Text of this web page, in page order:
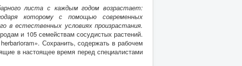
листа с каждым годом возрастает:
которому с помощью современных
в естественных условиях произрастания.
и 105 семействам сосудистых растений.
Сохранить, содержать в рабочем
в настоящее время перед специалистами